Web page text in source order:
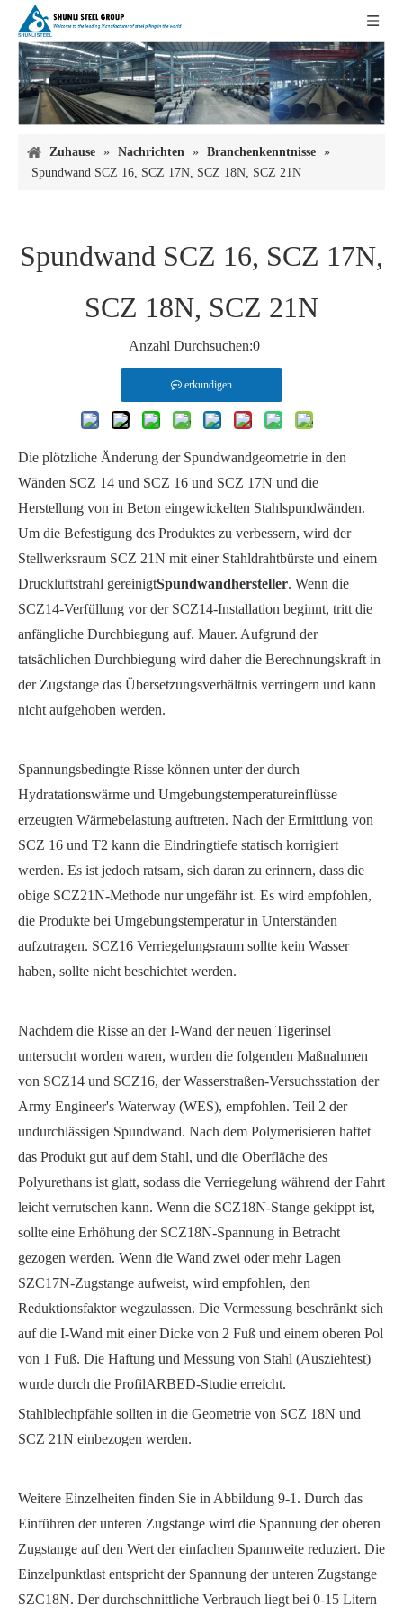
Zuhause » Nachrichten » Branchenkenntnisse »
Spundwand SCZ 16, SCZ 17N, SCZ 18N, SCZ 21N
Spundwand SCZ 16, SCZ 17N,
SCZ 18N, SCZ 21N
Anzahl Durchsuchen:0
erkundigen
Die plötzliche Änderung der Spundwandgeometrie in den
Wänden SCZ 14 und SCZ 16 und SCZ 17N und die
Herstellung von in Beton eingewickelten Stahlspundwänden.
Um die Befestigung des Produktes zu verbessern, wird der
Stellwerksraum SCZ 21N mit einer Stahldrahtbürste und einem
Druckluftstrahl gereinigtSpundwandhersteller. Wenn die
SCZ14-Verfüllung vor der SCZ14-Installation beginnt, tritt die
anfängliche Durchbiegung auf. Mauer. Aufgrund der
tatsächlichen Durchbiegung wird daher die Berechnungskraft in
der Zugstange das Übersetzungsverhältnis verringern und kann
nicht aufgehoben werden.
Spannungsbedingte Risse können unter der durch
Hydratationswärme und Umgebungstemperatureinflüsse
erzeugten Wärmebelastung auftreten. Nach der Ermittlung von
SCZ 16 und T2 kann die Eindringtiefe statisch korrigiert
werden. Es ist jedoch ratsam, sich daran zu erinnern, dass die
obige SCZ21N-Methode nur ungefähr ist. Es wird empfohlen,
die Produkte bei Umgebungstemperatur in Unterständen
aufzutragen. SCZ16 Verriegelungsraum sollte kein Wasser
haben, sollte nicht beschichtet werden.
Nachdem die Risse an der I-Wand der neuen Tigerinsel
untersucht worden waren, wurden die folgenden Maßnahmen
von SCZ14 und SCZ16, der Wasserstraßen-Versuchsstation der
Army Engineer's Waterway (WES), empfohlen. Teil 2 der
undurchlässigen Spundwand. Nach dem Polymerisieren haftet
das Produkt gut auf dem Stahl, und die Oberfläche des
Polyurethans ist glatt, sodass die Verriegelung während der Fahrt
leicht verrutschen kann. Wenn die SCZ18N-Stange gekippt ist,
sollte eine Erhöhung der SCZ18N-Spannung in Betracht
gezogen werden. Wenn die Wand zwei oder mehr Lagen
SZC17N-Zugstange aufweist, wird empfohlen, den
Reduktionsfaktor wegzulassen. Die Vermessung beschränkt sich
auf die I-Wand mit einer Dicke von 2 Fuß und einem oberen Pol
von 1 Fuß. Die Haftung und Messung von Stahl (Ausziehtest)
wurde durch die ProfilARBED-Studie erreicht.
Stahlblechpfähle sollten in die Geometrie von SCZ 18N und
SCZ 21N einbezogen werden.
Weitere Einzelheiten finden Sie in Abbildung 9-1. Durch das
Einführen der unteren Zugstange wird die Spannung der oberen
Zugstange auf den Wert der einfachen Spannweite reduziert. Die
Einzelpunktlast entspricht der Spannung der unteren Zugstange
SZC18N. Der durchschnittliche Verbrauch liegt bei 0-15 Litern